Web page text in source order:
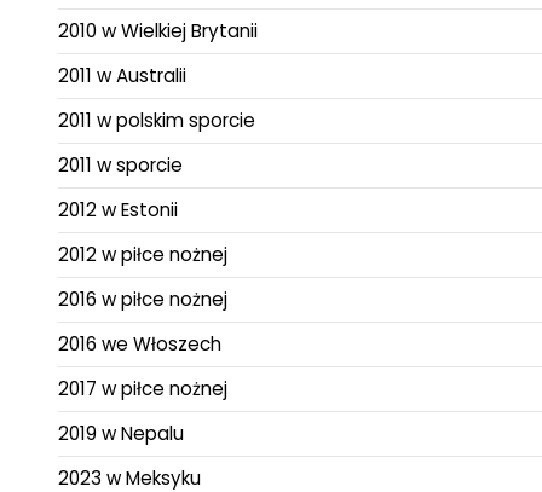
2010 w Wielkiej Brytanii
2011 w Australii
2011 w polskim sporcie
2011 w sporcie
2012 w Estonii
2012 w piłce nożnej
2016 w piłce nożnej
2016 we Włoszech
2017 w piłce nożnej
2019 w Nepalu
2023 w Meksyku